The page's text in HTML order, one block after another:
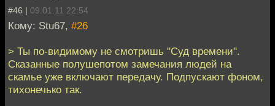
#46 | 09.01.11 22:54
Кому: Stu67, #26
> Ты по-видимому не смотришь "Суд времени".
Сказанные полушепотом замечания людей на
скамье уже включают передачу. Подпускают фоном,
тихонечько так.